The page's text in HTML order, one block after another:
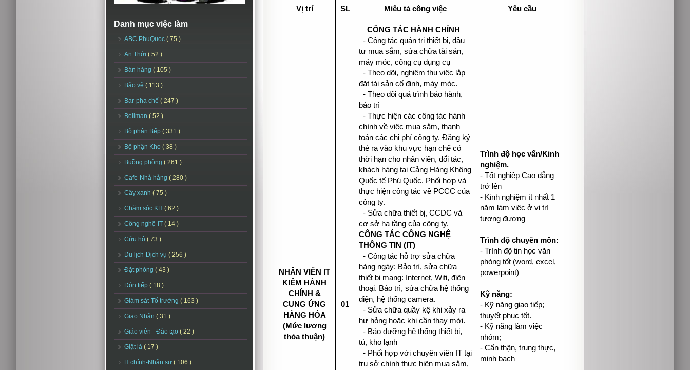
Danh mục việc làm
ABC PhuQuoc ( 75 )
An Thới ( 52 )
Bán hàng ( 105 )
Bảo vệ ( 113 )
Bar-pha chế ( 247 )
Bellman ( 52 )
Bộ phận Bếp ( 331 )
Bộ phận Kho ( 38 )
Buồng phòng ( 261 )
Cafe-Nhà hàng ( 280 )
Cây xanh ( 75 )
Chăm sóc KH ( 62 )
Công nghệ-IT ( 14 )
Cứu hộ ( 73 )
Du lịch-Dịch vụ ( 256 )
Đặt phòng ( 43 )
Đón tiếp ( 18 )
Giám sát-Tổ trưởng ( 163 )
Giao Nhận ( 31 )
Giáo viên - Đào tạo ( 22 )
Giặt là ( 17 )
H.chính-Nhân sự ( 106 )
Vị trí SL Miêu tả công việc Yêu cầu
NHÂN VIÊN IT
KIÊM HÀNH
CHÍNH &
CUNG ỨNG
HÀNG HÓA
(Mức lương
thỏa thuận)
01
CÔNG TÁC HÀNH CHÍNH
- Công tác quản trị thiết bị, đầu
tư mua sắm, sửa chữa tài sản,
máy móc, công cụ dụng cụ
- Theo dõi, nghiệm thu việc lắp
đặt tài sản cố định, máy móc.
- Theo dõi quá trình bảo hành,
bảo trì
- Thực hiện các công tác hành
chính về việc mua sắm, thanh
toán các chi phí công ty. Đăng ký
thẻ ra vào khu vực hạn chế có
thời hạn cho nhân viên, đối tác,
khách hàng tại Cảng Hàng Không
Quốc tế Phú Quốc. Phối hợp và
thực hiện công tác về PCCC của
công ty.
- Sửa chữa thiết bị, CCDC và
cơ sở hạ tầng của công ty.
CÔNG TÁC CÔNG NGHỆ
THÔNG TIN (IT)
- Công tác hỗ trợ sửa chữa
hàng ngày: Bảo trì, sửa chữa
thiết bị mạng: Internet, Wifi, điện
thoại. Bảo trì, sửa chữa hệ thống
điện, hệ thống camera.
- Sửa chữa quầy kệ khi xảy ra
hư hỏng hoặc khi cần thay mới.
- Bảo dưỡng hệ thống thiết bị,
tủ, kho lạnh
- Phối hợp với chuyên viên IT tại
trụ sở chính thực hiện mua sắm,
Trình độ học vấn/Kinh
nghiệm.
- Tốt nghiệp Cao đẳng
trở lên
- Kinh nghiệm ít nhất 1
năm làm việc ở vị trí
tương đương
Trình độ chuyên môn:
- Trình độ tin học văn
phòng tốt (word, excel,
powerpoint)
Kỹ năng:
- Kỹ năng giao tiếp;
thuyết phục tốt.
- Kỹ năng làm việc
nhóm;
- Cẩn thận, trung thực,
minh bạch